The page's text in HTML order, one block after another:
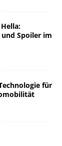
Spoiler im
für